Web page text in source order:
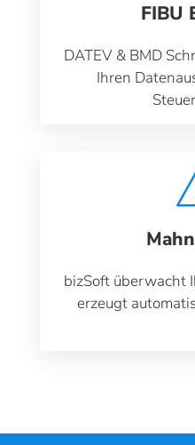
FIBU
DATEV & BMD
Ihren
bizSoft überwacht
erzeugt